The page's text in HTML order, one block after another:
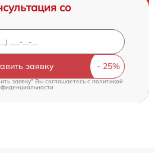
со
заявку
заявку" Вы соглашаетесь c политикой